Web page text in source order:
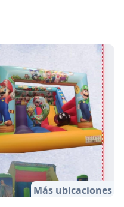
Más ubicaciones